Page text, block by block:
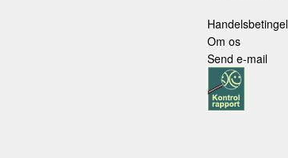
Om os
Send e-mail